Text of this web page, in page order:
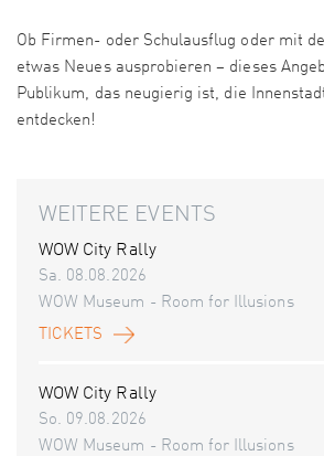
Ob Firmen- oder Schulausflug oder mit
etwas Neues ausprobieren – dieses
Publikum, das neugierig ist, die
entdecken!
WEITERE EVENTS
WOW City Rally
Sa. 08.08.2026
WOW Museum - Room for Illusions
TICKETS
WOW City Rally
So. 09.08.2026
WOW Museum - Room for Illusions